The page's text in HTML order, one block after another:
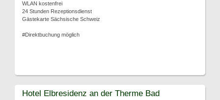
WLAN kostenfrei
24 Stunden Rezeptionsdienst
Gästekarte Sächsische Schweiz
#Direktbuchung möglich
Hotel Elbresidenz an der Therme Bad